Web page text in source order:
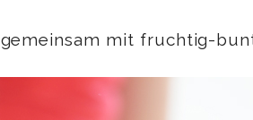
mit fruchtig-